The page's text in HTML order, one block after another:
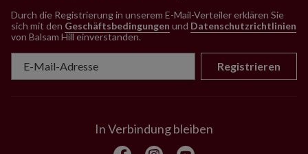
Durch die Registrierung in unserem E-Mail-Verteiler erklären Sie
sich mit den Geschäftsbedingungen und Datenschutzrichtlinien
von Balsam Hill einverstanden.
Registrieren
In Verbindung bleiben